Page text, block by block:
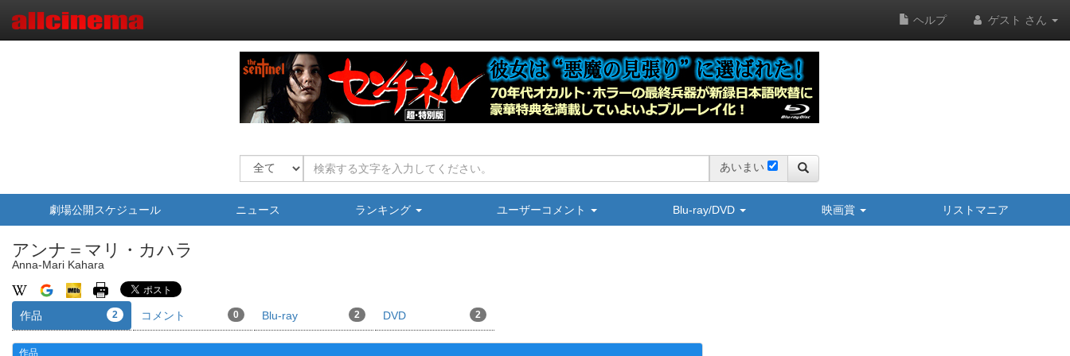
ヘルプ ゲスト さん
あいまい
劇場公開スケジュール ニュース ランキング ユーザーコメント Blu-ray/DVD 映画賞 リストマニア
アンナ＝マリ・カハラ
Anna-Mari Kahara
作品 2 コメント 0 Blu-ray 2 DVD 2
作品